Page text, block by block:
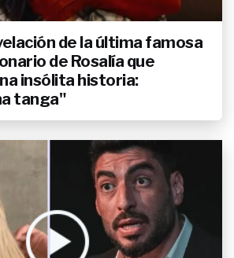
de la última famosa
de Rosalía que
insólita historia:
tanga"